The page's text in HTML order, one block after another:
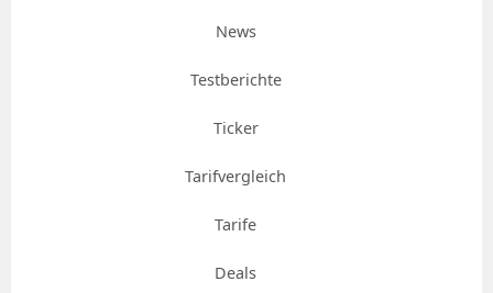
News
Testberichte
Ticker
Tarifvergleich
Tarife
Deals